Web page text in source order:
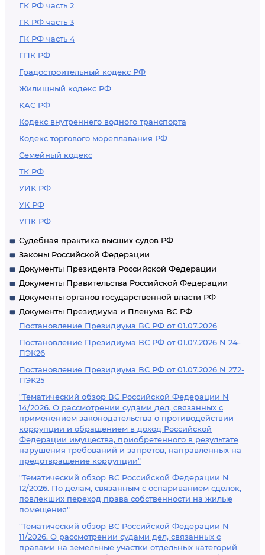
ГК РФ часть 2
ГК РФ часть 3
ГК РФ часть 4
ГПК РФ
Градостроительный кодекс РФ
Жилищный кодекс РФ
КАС РФ
Кодекс внутреннего водного транспорта
Кодекс торгового мореплавания РФ
Семейный кодекс
ТК РФ
УИК РФ
УК РФ
УПК РФ
Судебная практика высших судов РФ
Законы Российской Федерации
Документы Президента Российской Федерации
Документы Правительства Российской Федерации
Документы органов государственной власти РФ
Документы Президиума и Пленума ВС РФ
Постановление Президиума ВС РФ от 01.07.2026
Постановление Президиума ВС РФ от 01.07.2026 N 24-
ПЭК26
Постановление Президиума ВС РФ от 01.07.2026 N 272-
ПЭК25
"Тематический обзор ВС Российской Федерации N
14/2026. О рассмотрении судами дел, связанных с
применением законодательства о противодействии
коррупции и обращением в доход Российской
Федерации имущества, приобретенного в результате
нарушения требований и запретов, направленных на
предотвращение коррупции"
"Тематический обзор ВС Российской Федерации N
12/2026. По делам, связанным с оспариванием сделок,
повлекших переход права собственности на жилые
помещения"
"Тематический обзор ВС Российской Федерации N
11/2026. О рассмотрении судами дел, связанных с
правами на земельные участки отдельных категорий